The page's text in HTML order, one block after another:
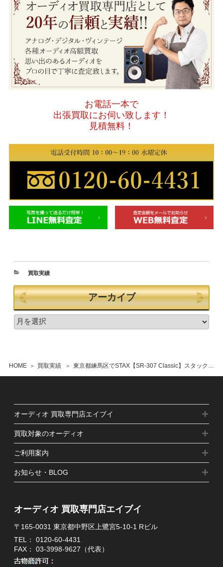
HOME 買取実績 東京都練馬区でSTAX【SR-307 Classic】スタックス ヘッドホン イヤースピーカー の買取をさせていただきました
お電話一本で
出張買取にお伺い致します！
見積無料！
買取実績
アーカイブ
オーディオ 買取専門店エイブイ
買取対象のオーディオ
ご利用案内
お知らせ・BLOG
オーディオ 買取専門店エイブイ
〒165-0031 東京都中野区上鷺宮5-10-1 Rビル
TEL： 0120-60-4431
FAX： 03-3998-9627（代表）